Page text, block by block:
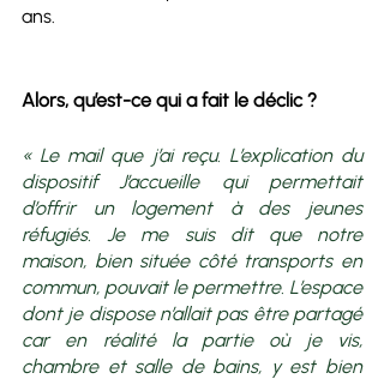
ans.
Alors, qu’est-ce qui a fait le déclic ?
« Le mail que j’ai reçu. L’explication du
dispositif J’accueille qui permettait
d’offrir un logement à des jeunes
réfugiés. Je me suis dit que notre
maison, bien située côté transports en
commun, pouvait le permettre. L’espace
dont je dispose n’allait pas être partagé
car en réalité la partie où je vis,
chambre et salle de bains, y est bien